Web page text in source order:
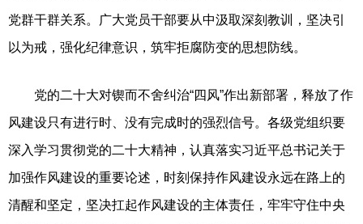
党群干群关系。广大党员干部要从中汲取深刻教训，坚决引
以为戒，强化纪律意识，筑牢拒腐防变的思想防线。
党的二十大对锲而不舍纠治“四风”作出新部署，释放了作
风建设只有进行时、没有完成时的强烈信号。各级党组织要
深入学习贯彻党的二十大精神，认真落实习近平总书记关于
加强作风建设的重要论述，时刻保持作风建设永远在路上的
清醒和坚定，坚决扛起作风建设的主体责任，牢牢守住中央